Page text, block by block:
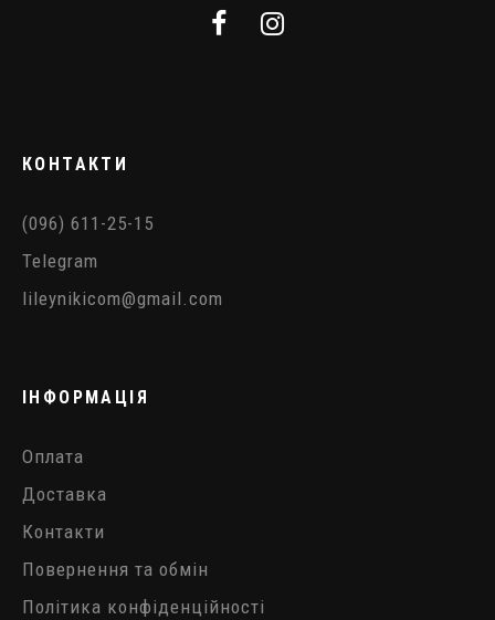
КОНТАКТИ
(096) 611-25-15
Telegram
lileynikicom@gmail.com
ІНФОРМАЦІЯ
Оплата
Доставка
Контакти
Повернення та обмін
Політика конфіденційності